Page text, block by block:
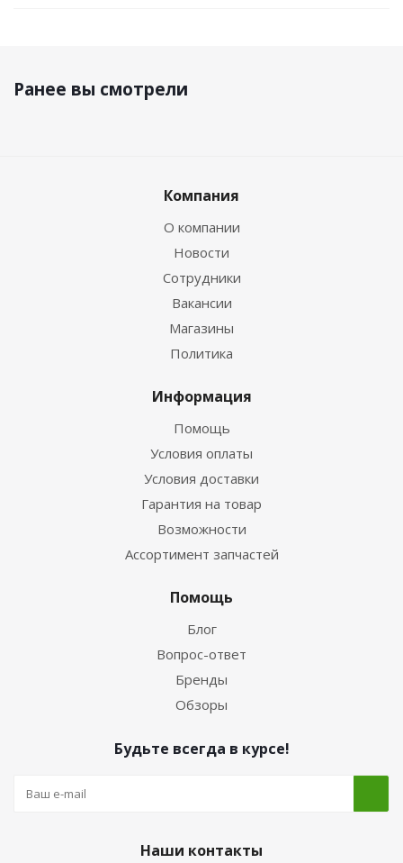
Ранее вы смотрели
Компания
О компании
Новости
Сотрудники
Вакансии
Магазины
Политика
Информация
Помощь
Условия оплаты
Условия доставки
Гарантия на товар
Возможности
Ассортимент запчастей
Помощь
Блог
Вопрос-ответ
Бренды
Обзоры
Будьте всегда в курсе!
Наши контакты